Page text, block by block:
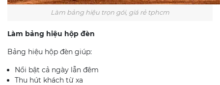
Làm bảng hiệu trọn gói, giá rẻ tphcm
Làm bảng hiệu hộp đèn
Bảng hiệu hộp đèn giúp:
Nổi bật cả ngày lẫn đêm
Thu hút khách từ xa